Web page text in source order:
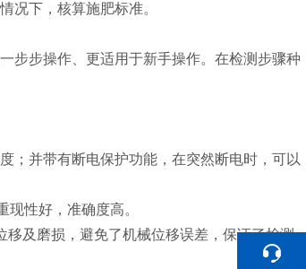
况下，核算施肥标准。
步步操作、更适用于新手操作。在检测步骤种
；并带有断电保护功能，在突然断电时，可以
性好，准确度高。
及磨损，避免了机械位移误差，保证了检测